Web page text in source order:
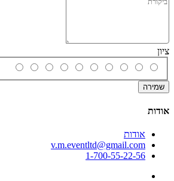
ציון
שמירה
אודות
אודות
v.m.eventltd@gmail.com
1-700-55-22-56